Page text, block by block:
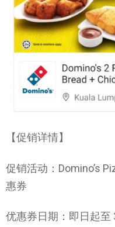
【促销详情】
促销活动：Domino’s
惠券
优惠券日期：即日起至